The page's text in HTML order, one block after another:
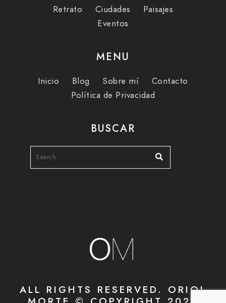
Retrato Ciudades
Paisajes
Eventos
MENU
Inicio Blog Sobre mí
Contacto
Política de Privacidad
BUSCAR
ALL RIGHTS RESERVED. ORIOL